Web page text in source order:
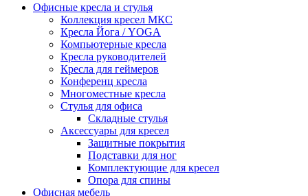
Офисные кресла и стулья
Коллекция кресел МКС
Кресла Йога / YOGA
Компьютерные кресла
Кресла руководителей
Кресла для геймеров
Конференц кресла
Многоместные кресла
Стулья для офиса
Складные стулья
Аксессуары для кресел
Защитные покрытия
Подставки для ног
Комплектующие для кресел
Опора для спины
Офисная мебель